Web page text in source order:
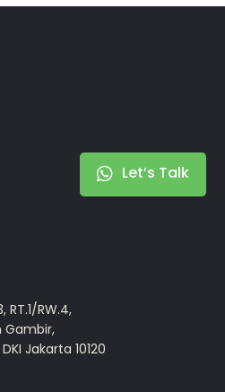
Let’s Talk
RT.1/RW.4,
Gambir,
Jakarta 10120